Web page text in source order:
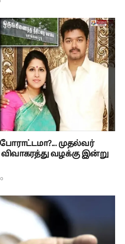
முதல்வர்
வழக்கு இன்று